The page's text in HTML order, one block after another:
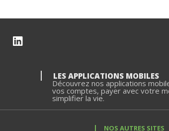
LES APPLICATIONS MOBILES
Découvrez nos applications
vos comptes, payer avec votre
simplifier la vie.
NOS AUTRES SITES